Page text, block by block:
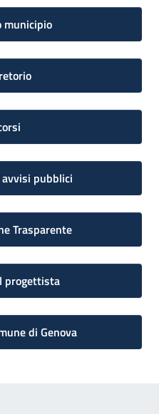
municipio
pubblici
Trasparente
progettista
di Genova